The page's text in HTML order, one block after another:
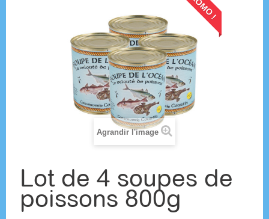
Agrandir l'image
Lot de 4 soupes de
poissons 800g